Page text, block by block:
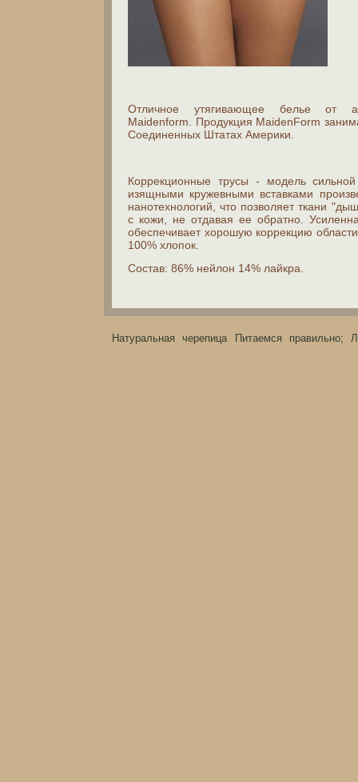
Отличное утягивающее белье от
Maidenform. Продукция MaidenForm
Соединенных Штатах Америки.
Коррекционные трусы - модель
изящными кружевными вставками
нанотехнологий, что позволяет ткани
с кожи, не отдавая ее обратно.
обеспечивает хорошую коррекцию
100% хлопок.
Состав: 86% нейлон 14% лайкра.
Натуральная черепица Питаемся правильно;